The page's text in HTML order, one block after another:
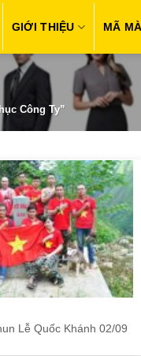
GIỚI THIỆU MÃ
Công Ty”
Lễ Quốc Khánh 02/09